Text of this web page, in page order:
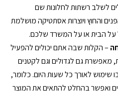
לשלב רשתות לחלונות שם
והחוץ ויוצרות אסתטיקה מושלמת
הבית או על המשרד שלכם.
– הקלות שבה אתם יכולים להפעיל
מאפשרת גם לגדולים וגם לקטנים
שימוש לאורך כל שעות היום. כלומר,
ואפשר בהחלט להתאים את המוצר